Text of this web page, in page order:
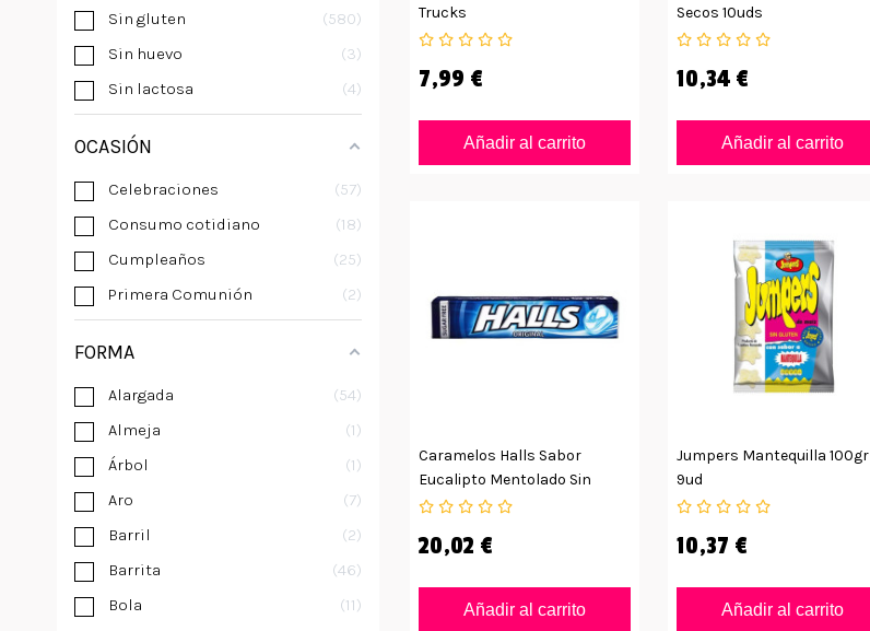
Sin gluten
580
Sin huevo
3
Sin lactosa
4
OCASIÓN
Celebraciones
57
Consumo cotidiano
18
Cumpleaños
25
Primera Comunión
2
FORMA
Alargada
54
Almeja
1
Árbol
1
Aro
7
Barril
2
Barrita
46
Bola
11
Trucks
7,99 €
Añadir al carrito
Secos 10uds
10,34 €
Añadir al carrito
Caramelos Halls Sabor
Eucalipto Mentolado Sin
Azúcar
20,02 €
Añadir al carrito
Jumpers Mantequilla 100gr
9ud
10,37 €
Añadir al carrito